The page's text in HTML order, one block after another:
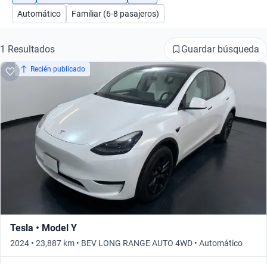
Busca por marca
Busca por modelo
Busca por versión
Busca por año
Automático
Familiar (6-8 pasajeros)
1 Resultados Guardar búsqueda
Recién publicado
Tesla • Model Y
2024 • 23,887 km • BEV LONG RANGE AUTO 4WD • Automático